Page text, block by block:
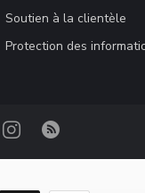
Soutien à la clientèle
Protection des